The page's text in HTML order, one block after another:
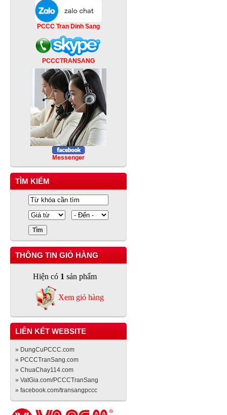
PCCC Tran Dinh Sang
PCCCTRANSANG
Messenger
TÌM KIẾM
THÔNG TIN GIỎ HÀNG
Hiện có 1 sản phẩm
Xem giỏ hàng
LIÊN KẾT WEBSITE
» DungCuPCCC.com
» PCCCTranSang.com
» ChuaChay114.com
» VatGia.com/PCCCTranSang
» facebook.com/transangpccc